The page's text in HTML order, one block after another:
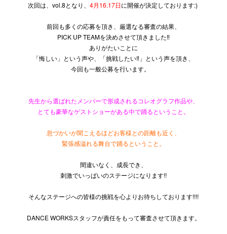
次回は、vol.8となり、 4月16.17日に開催が決定しております:)
前回も多くの応募を頂き、厳選なる審査の結果、
PICK UP TEAMを決めさせて頂きました‼︎
ありがたいことに
「悔しい」という声や、「挑戦したい‼︎」という声を頂き、
今回も一般公募を行います。
先生から選ばれたメンバーで形成されるコレオグラフ作品や、
とても豪華なゲストショーがある中で踊るということ。
息づかいが聞こえるほどお客様との距離も近く、
緊張感溢れる舞台で踊るということ。
間違いなく、成長でき、
刺激でいっぱいのステージになります!!
そんなステージへの皆様の挑戦を心よりお待ちしております!!!!
DANCE WORKSスタッフが責任をもって審査させて頂きます。